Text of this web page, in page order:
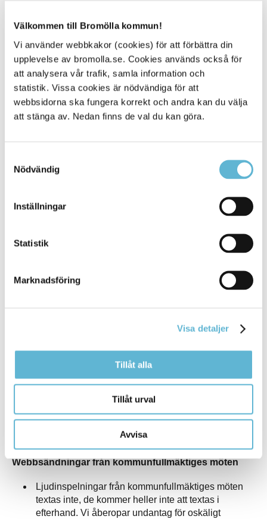
Välkommen till Bromölla kommun!
Vi använder webbkakor (cookies) för att förbättra din
upplevelse av bromolla.se. Cookies används också för
att analysera vår trafik, samla information och
statistik. Vissa cookies är nödvändiga för att
webbsidorna ska fungera korrekt och andra kan du välja
att stänga av. Nedan finns de val du kan göra.
Nödvändig
Inställningar
Statistik
Marknadsföring
Visa detaljer
Tillåt alla
Tillåt urval
Avvisa
tydliga, självförklarande eller unika.
Länkar till externa webbplatser och dokument
öppnas i nytt fönster vilket kan försvåra navigering.
Länkar finns både i länkblock och i löpande text.
Tabeller
På några sidor används tabell för att formatera text.
Det kan göra att texten läses upp i fel ordning och
Det finns formulär som inte är korrekt uppmärkta.
Kopplade system
som inte uppfyller tillgänglighetsprinciperna. Det är
justera i. Exempel på system är Anslagstavlan,
Föreningsregistret, Företagsregistret, Lokalbokning
för föreningar, Lediga jobb, Felanmälan, Mark och
På bromolla.se visas äldre filmer via en så kallad
inbäddningstjänst som inte följer
tillgänglighetsprinciperna.
Webbsändningar från kommunfullmäktiges möten
Ljudinspelningar från kommunfullmäktiges möten
textas inte, de kommer heller inte att textas i
efterhand. Vi åberopar undantag för oskäligt